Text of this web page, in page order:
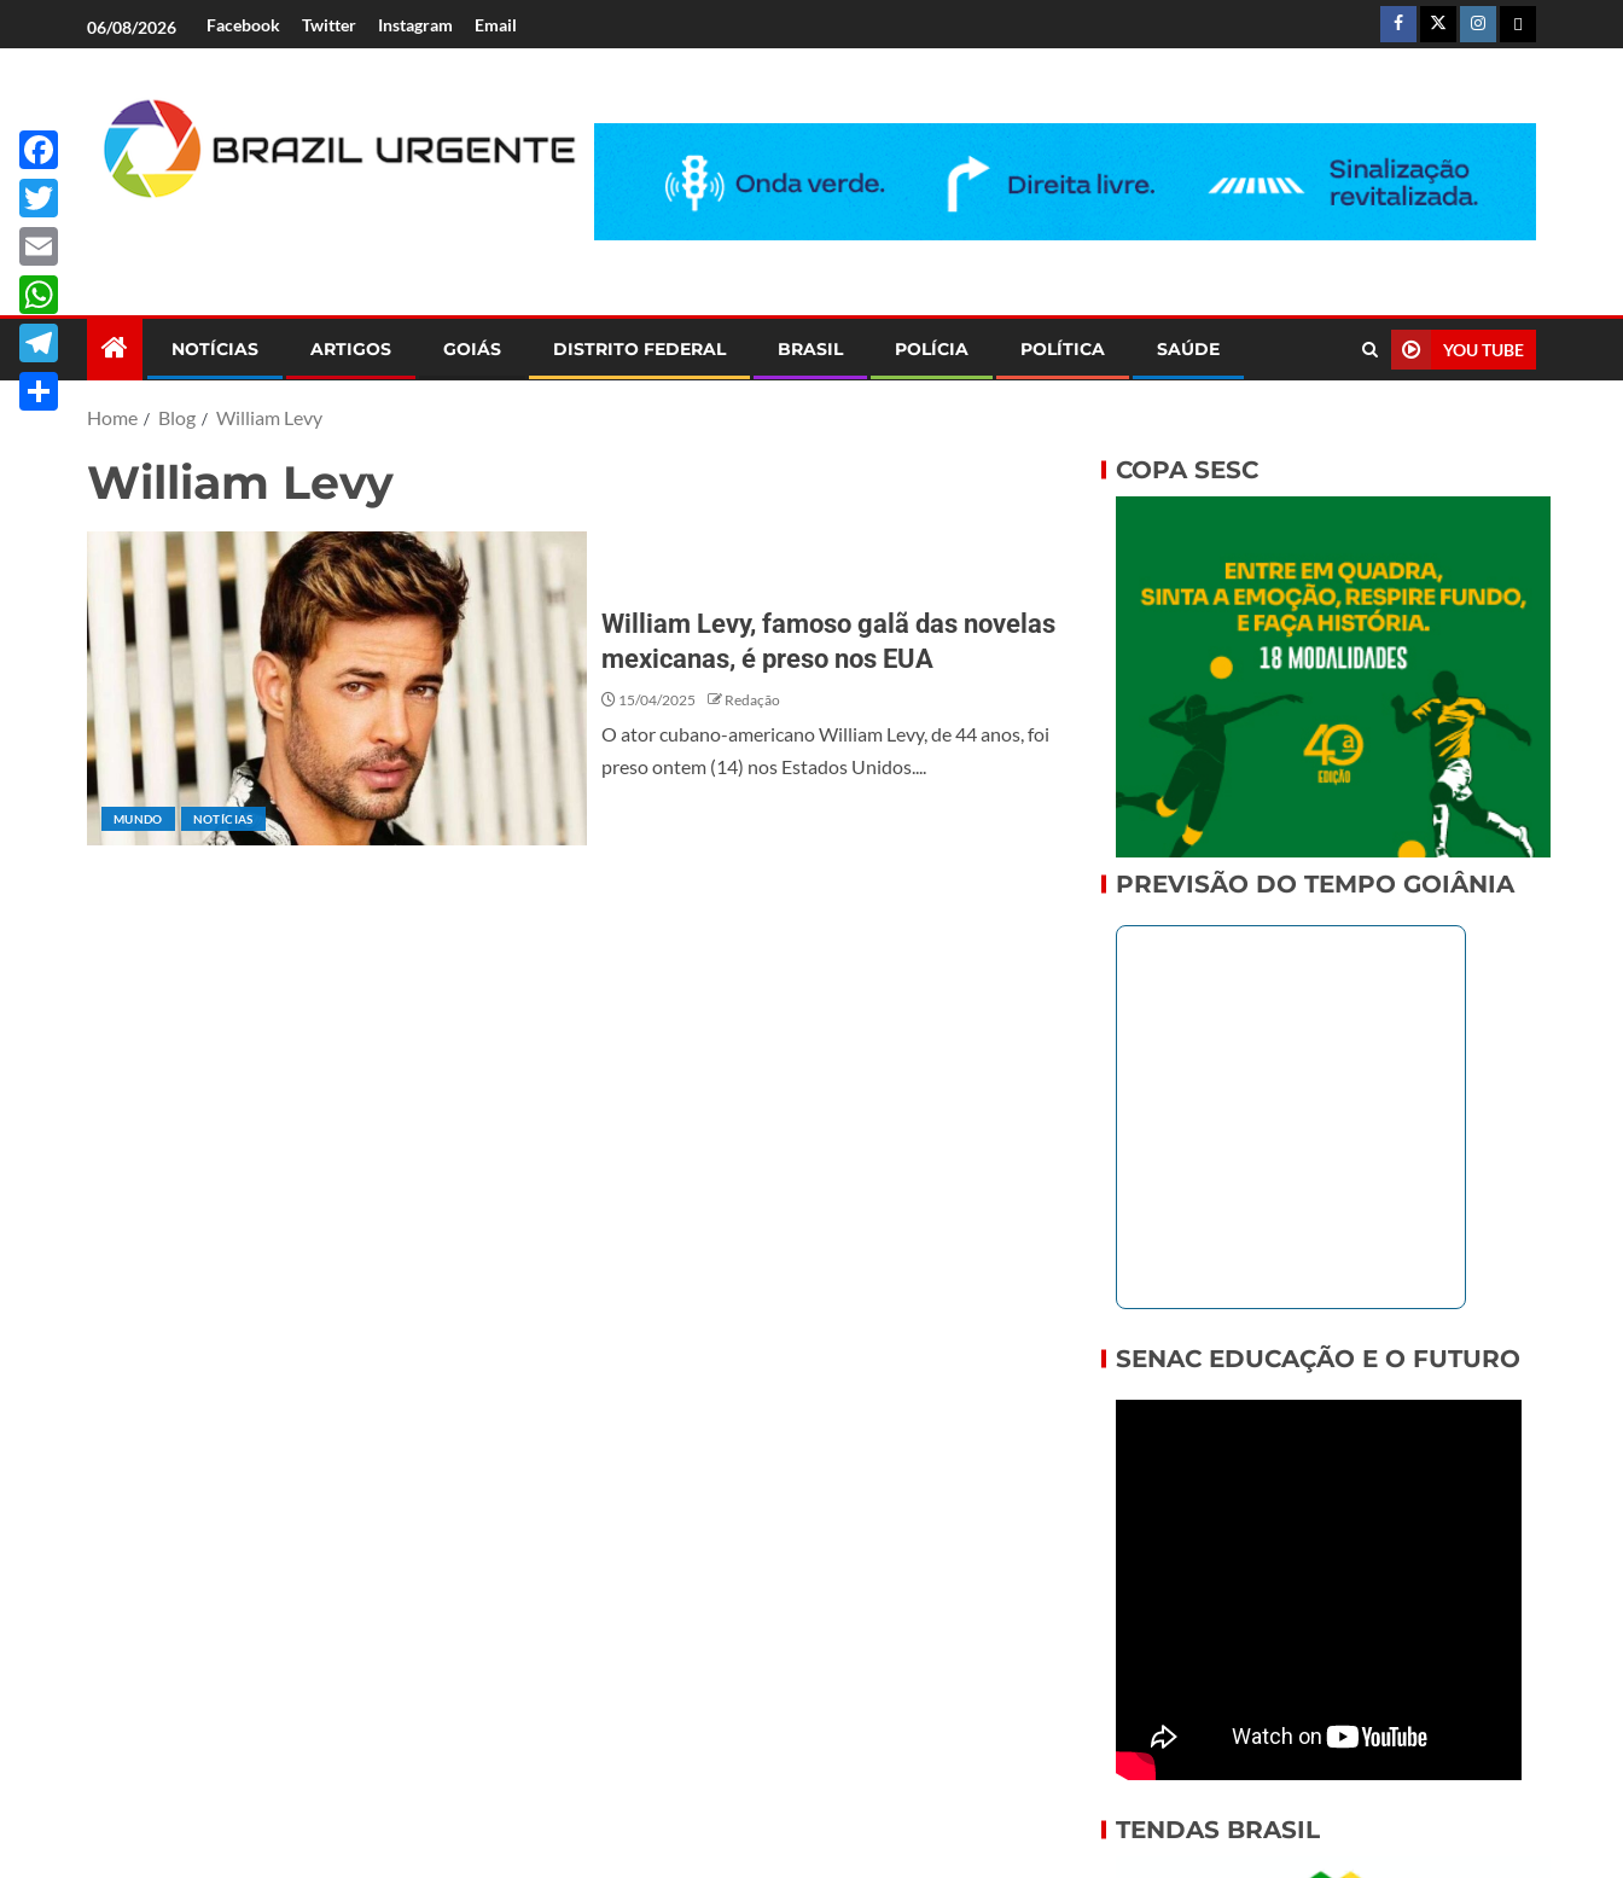
06/08/2026 Facebook Twitter Instagram Email
NOTÍCIAS ARTIGOS GOIÁS DISTRITO FEDERAL BRASIL POLÍCIA POLÍTICA SAÚDE YOU TUBE
Home Blog William Levy
William Levy
MUNDO NOTÍCIAS
William Levy, famoso galã das novelas
mexicanas, é preso nos EUA
15/04/2025 Redação
O ator cubano-americano William Levy, de 44 anos, foi
preso ontem (14) nos Estados Unidos....
Facebook
Twitter
Email
WhatsApp
Telegram
COPA SESC
PREVISÃO DO TEMPO GOIÂNIA
SENAC EDUCAÇÃO E O FUTURO
TENDAS BRASIL